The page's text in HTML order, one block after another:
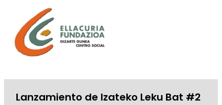
contenido
Lanzamiento de Izateko Leku Bat #2